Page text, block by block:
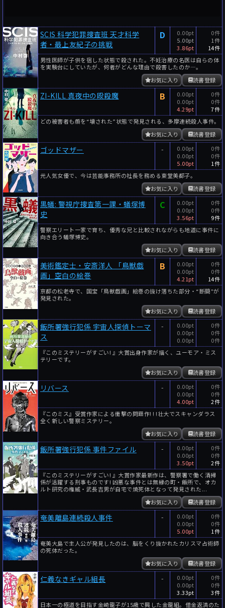
SCIS 科学犯罪捜査班 天才科学
者・最上友紀子の挑戦
D
0.00pt
5.00pt
3.86pt
0件
1件
14件
男性医師が子供を宿した状態で殺された。不妊治療の名医は自らの体
を実験台にしていたが、何者がどんな理由で殺害したのか―。
読書登録
お気に入り
ZI-KILL 真夜中の殴殺魔 B
0.00pt
0.00pt
4.29pt
0件
0件
7件
どの被害者も顔を“壊された”状態で発見される、多摩連続殺人事件。
読書登録
お気に入り
ゴッドマザー -
0.00pt
0.00pt
5.00pt
0件
0件
1件
元人気女優で、今は芸能事務所の社長を務める東堂美都子。
読書登録
お気に入り
黒蟻: 警視庁捜査第一課・蟻塚博
史
C
0.00pt
0.00pt
3.56pt
0件
0件
9件
警察エリート一家で育ち、優秀な兄と比較されながらも地道に事件に
向き合う蟻塚博史。
読書登録
お気に入り
美術鑑定士・安斎洋人 「鳥獣戯
画」空白の絵巻
B
0.00pt
0.00pt
4.21pt
0件
0件
14件
京都の松老寺で、国宝「鳥獣戯画」絵巻の抜け落ちた部分・“断簡"が
発見された。
読書登録
お気に入り
飯所署強行犯係 宇宙人探偵トーマ
ス
-
0.00pt
0.00pt
0.00pt
0件
0件
0件
『このミステリーがすごい! 』大賞出身作家が描く、ユーモア・ミス
テリーです。
読書登録
お気に入り
リバース -
0.00pt
0.00pt
4.00pt
0件
0件
2件
『このミス』受賞作家による衝撃の問題作! ! !壮大でスキャンダラス
全く新しい警察ミステリー。
読書登録
お気に入り
飯所署強行犯係 事件ファイル -
0.00pt
0.00pt
3.50pt
0件
0件
2件
『このミステリーがすごい! 』大賞作家最新作は、警察署で働く清掃
係が活躍する刑事ものです! 凶悪な事件とは無縁の町・飯所で、オカ
ルト研究の権威・武長吉男が自宅で焼死体となって発見された...
読書登録
お気に入り
奄美離島連続殺人事件 -
0.00pt
0.00pt
5.00pt
0件
0件
1件
奄美大島で主人公が発見したのは、脳をくり抜かれたカリスマ占術師
の死体だった。
読書登録
お気に入り
仁義なきギャル組長 -
0.00pt
0.00pt
3.33pt
0件
0件
3件
日本一の極道を目指す金崎龍子が15歳で興した金龍組。借金返済のた